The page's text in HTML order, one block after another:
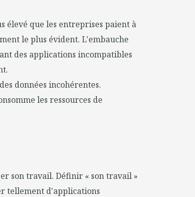
élevé que les entreprises paient à
le plus évident. L'embauche
des applications incompatibles
données incohérentes.
les ressources de
son travail. Définir « son travail »
tellement d'applications